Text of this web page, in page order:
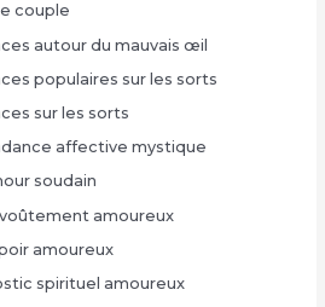
couple
autour du mauvais œil
populaires sur les sorts
sur les sorts
affective mystique
soudain
amoureux
amoureux
spirituel amoureux